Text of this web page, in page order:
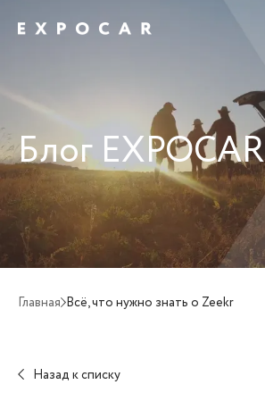
Блог EXPOCAR
Главная Всё, что нужно знать о Zeekr
Назад к списку